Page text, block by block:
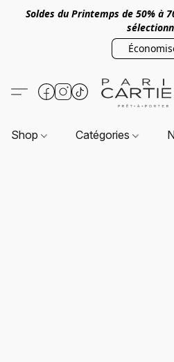
Soldes du Printemps de 50% à
Shop Catégories